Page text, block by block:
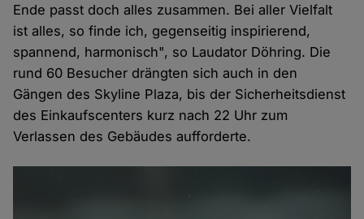
Ende passt doch alles zusammen. Bei aller Vielfalt
ist alles, so finde ich, gegenseitig inspirierend,
spannend, harmonisch", so Laudator Döhring. Die
rund 60 Besucher drängten sich auch in den
Gängen des Skyline Plaza, bis der Sicherheitsdienst
des Einkaufscenters kurz nach 22 Uhr zum
Verlassen des Gebäudes aufforderte.